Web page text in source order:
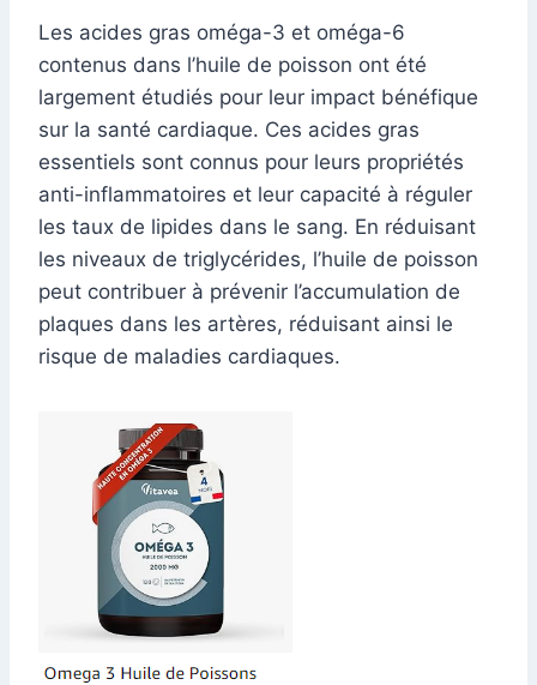
Les acides gras oméga-3 et oméga-6
contenus dans l’huile de poisson ont été
largement étudiés pour leur impact bénéfique
sur la santé cardiaque. Ces acides gras
essentiels sont connus pour leurs propriétés
anti-inflammatoires et leur capacité à réguler
les taux de lipides dans le sang. En réduisant
les niveaux de triglycérides, l’huile de poisson
peut contribuer à prévenir l’accumulation de
plaques dans les artères, réduisant ainsi le
risque de maladies cardiaques.